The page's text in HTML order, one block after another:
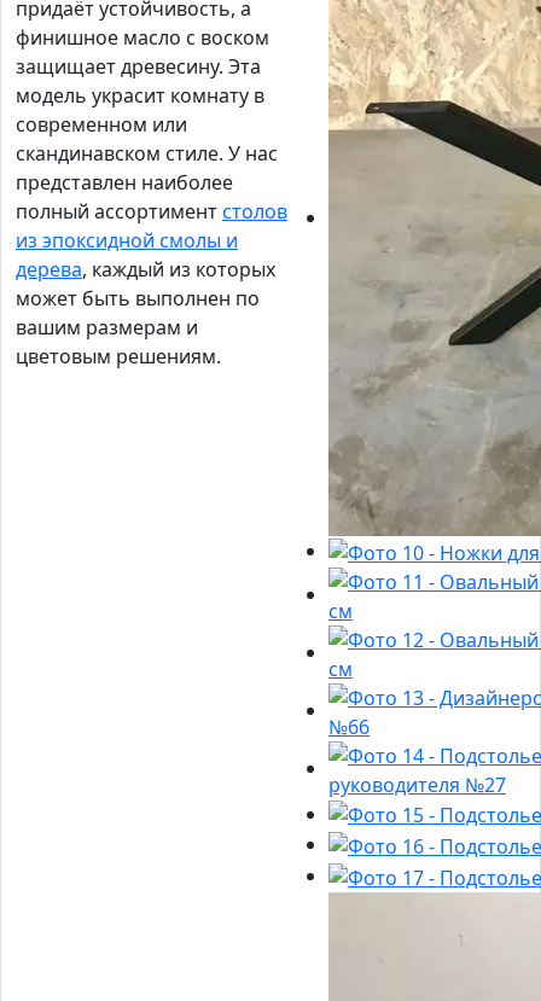
придаёт устойчивость, а
финишное масло с воском
защищает древесину. Эта
модель украсит комнату в
современном или
скандинавском стиле. У нас
представлен наиболее
полный ассортиментстолов
из эпоксидной смолы и
дерева, каждый из которых
может быть выполнен по
вашим размерам и
цветовым решениям.